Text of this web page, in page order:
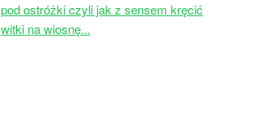
pod ostróżki czyli jak z sensem kręcić
witki na wiosnę...